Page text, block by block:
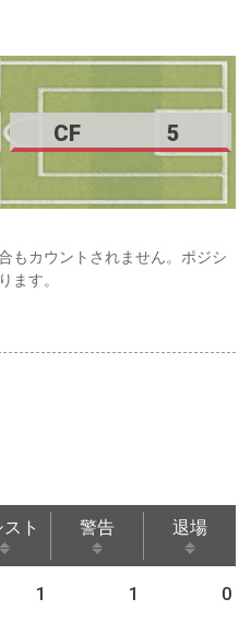
CF 5
もカウントされません。ポジシ
ます。
ト 警告 退場
1 1 0